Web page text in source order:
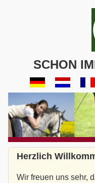
SCHON
Herzlich
Wir freuen uns sehr,